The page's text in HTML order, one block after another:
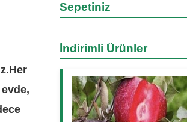
Sepetiniz
İndirimli Ürünler